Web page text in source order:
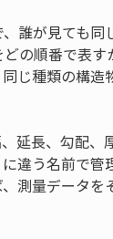
誰が見ても
の順番で表
じ種類の構
延長、勾配
違う名前で
測量データ